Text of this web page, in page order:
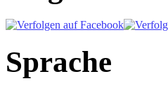
Sprache